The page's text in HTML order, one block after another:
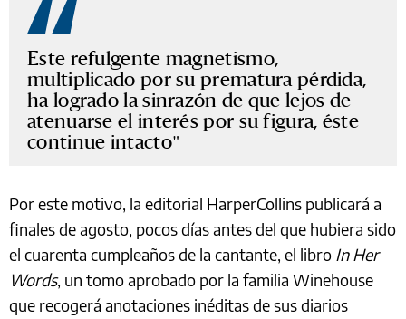
Este refulgente magnetismo,
multiplicado por su prematura pérdida,
ha logrado la sinrazón de que lejos de
atenuarse el interés por su figura, éste
continue intacto
Por este motivo, la editorial HarperCollins publicará a
finales de agosto, pocos días antes del que hubiera sido
el cuarenta cumpleaños de la cantante, el libro In Her
Words, un tomo aprobado por la familia Winehouse
que recogerá anotaciones inéditas de sus diarios